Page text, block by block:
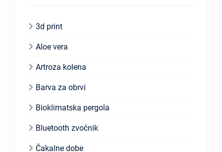
3d print
Aloe vera
Artroza kolena
Barva za obrvi
Bioklimatska pergola
Bluetooth zvočnik
Čakalne dobe